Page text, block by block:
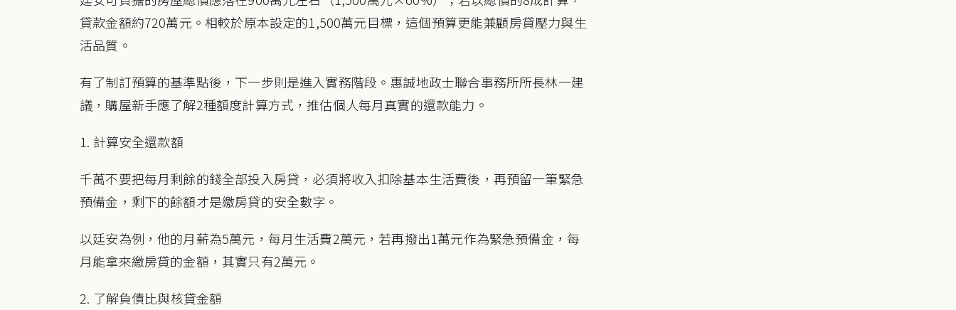
貸款金額約720萬元。相較於原本設定的1,500萬元目標，這個預算更能兼顧房貸壓力與生
活品質。
有了制訂預算的基準點後，下一步則是進入實務階段。惠誠地政士聯合事務所所長林一建
議，購屋新手應了解2種額度計算方式，推估個人每月真實的還款能力。
1. 計算安全還款額
千萬不要把每月剩餘的錢全部投入房貸，必須將收入扣除基本生活費後，再預留一筆緊急
預備金，剩下的餘額才是繳房貸的安全數字。
以廷安為例，他的月薪為5萬元，每月生活費2萬元，若再撥出1萬元作為緊急預備金，每
月能拿來繳房貸的金額，其實只有2萬元。
2. 了解負債比與核貸金額